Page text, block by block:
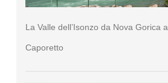
La Valle dell’Isonzo da Nova Gorica a
Caporetto